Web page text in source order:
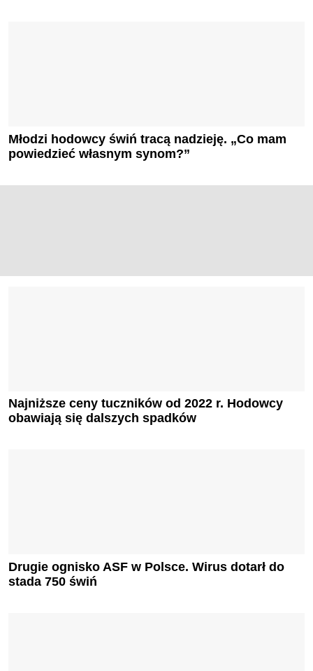
Młodzi hodowcy świń tracą nadzieję. „Co mam
powiedzieć własnym synom?”
Najniższe ceny tuczników od 2022 r. Hodowcy
obawiają się dalszych spadków
Drugie ognisko ASF w Polsce. Wirus dotarł do
stada 750 świń